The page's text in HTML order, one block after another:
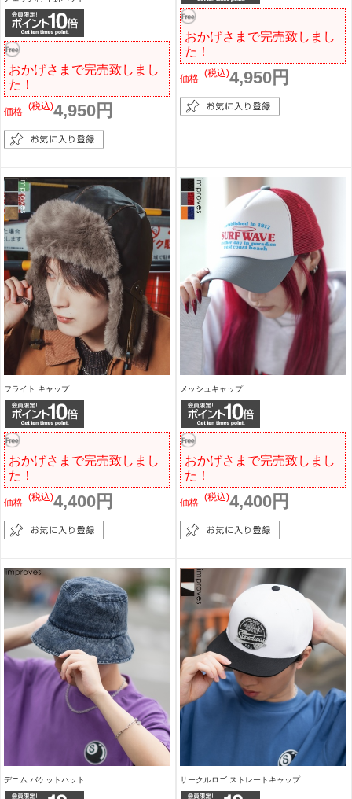
おかげさまで完売致しまし
た！
価格 4,950円
(税込)
おかげさまで完売致しまし
た！
価格 4,950円
(税込)
フライト キャップ
おかげさまで完売致しまし
た！
価格 4,400円
(税込)
メッシュキャップ
おかげさまで完売致しまし
た！
価格 4,400円
(税込)
デニム バケットハット サークルロゴ ストレートキャップ